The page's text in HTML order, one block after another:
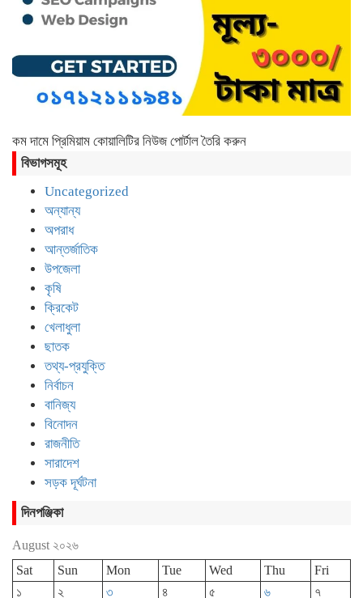
কম দামে প্রিমিয়াম কোয়ালিটির নিউজ পোর্টাল তৈরি করুন
বিভাগসমূহ
Uncategorized
অন্যান্য
অপরাধ
আন্তর্জাতিক
উপজেলা
কৃষি
ক্রিকেট
খেলাধুলা
ছাতক
তথ্য-প্রযুক্তি
নির্বাচন
বানিজ্য
বিনোদন
রাজনীতি
সারাদেশ
সড়ক দূর্ঘটনা
দিনপঞ্জিকা
August ২০২৬
Sat
Sun Mon Tue Wed Thu
Fri
১
২ ৩ ৪ ৫ ৬ ৭